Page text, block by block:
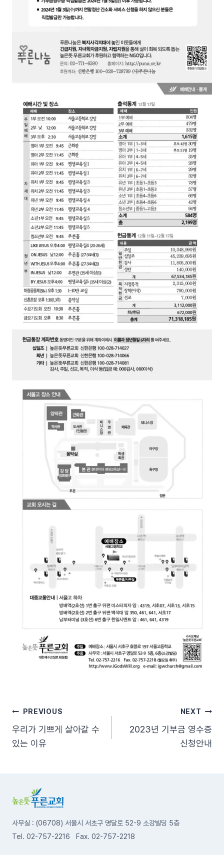
글
탐
PREVIOUS
우리가 기쁘게 살아갈 수
있는 이유
NEXT
2023년 기부금 영수증
신청안내
사무실 : (06708) 서울시 서초구 명달로 52-9 소강빌딩 5층
Tel. 02-757-2216 Fax. 02-757-2218